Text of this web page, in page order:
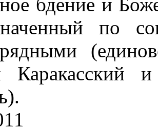
по
Каракасский